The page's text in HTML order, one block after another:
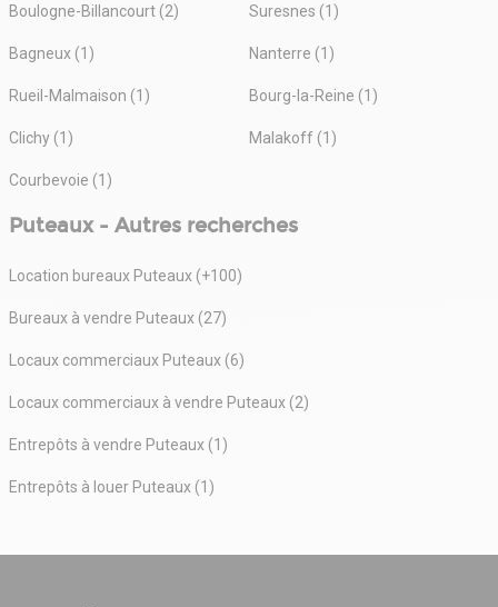
Boulogne-Billancourt (2) Suresnes (1)
Bagneux (1) Nanterre (1)
Rueil-Malmaison (1) Bourg-la-Reine (1)
Clichy (1) Malakoff (1)
Courbevoie (1)
Puteaux - Autres recherches
Location bureaux Puteaux (+100)
Bureaux à vendre Puteaux (27)
Locaux commerciaux Puteaux (6)
Locaux commerciaux à vendre Puteaux (2)
Entrepôts à vendre Puteaux (1)
Entrepôts à louer Puteaux (1)